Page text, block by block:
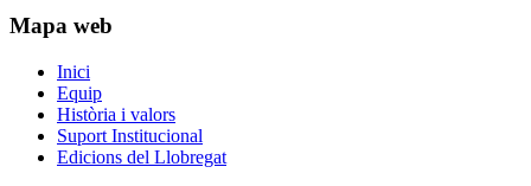
Mapa web
Inici
Equip
Història i valors
Suport Institucional
Edicions del Llobregat